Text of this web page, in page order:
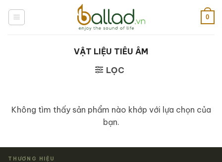
qua
0
VẬT LIỆU TIÊU ÂM
LỌC
Không tìm thấy sản phẩm nào khớp với lựa chọn của
bạn.
THƯƠNG HIỆU